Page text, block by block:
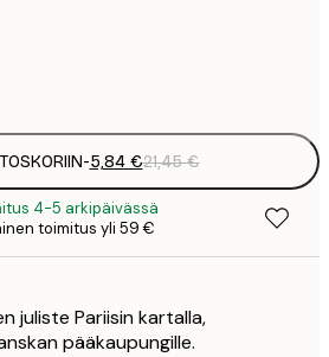
-5,84 €21,45 €
4-5 arkipäivässä
toimitus yli 59 €
juliste Pariisin kartalla,
pääkaupungille.